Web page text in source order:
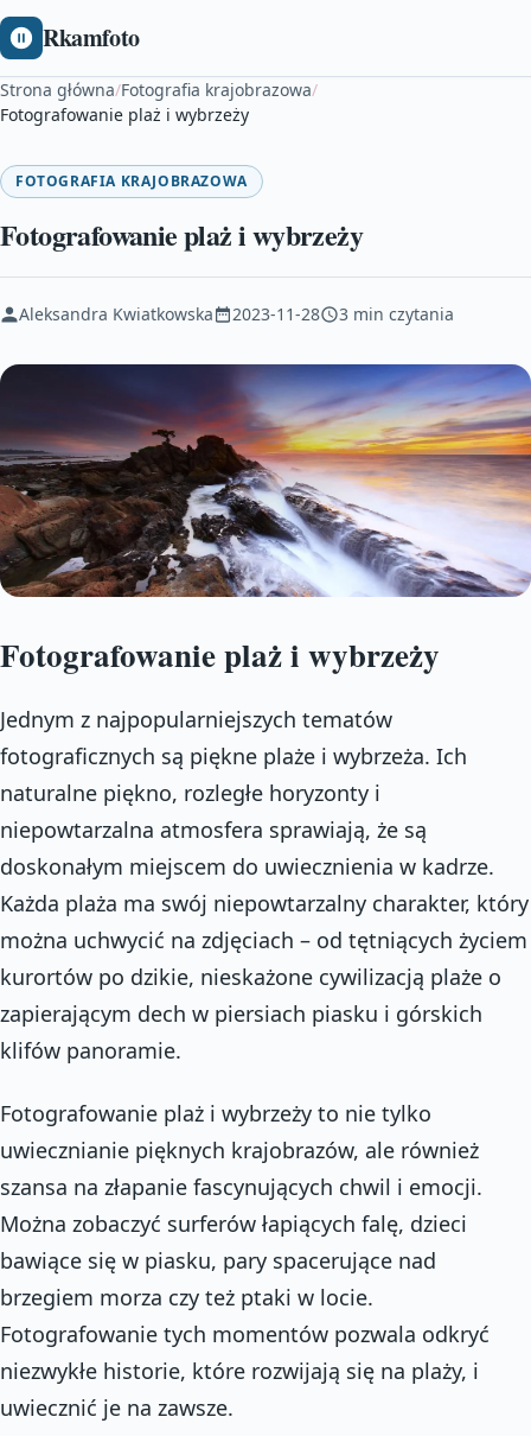
Rkamfoto
Strona główna/Fotografia krajobrazowa/
Fotografowanie plaż i wybrzeży
FOTOGRAFIA KRAJOBRAZOWA
Fotografowanie plaż i wybrzeży
Aleksandra Kwiatkowska 2023-11-28 3 min czytania
Fotografowanie plaż i wybrzeży
Jednym z najpopularniejszych tematów
fotograficznych są piękne plaże i wybrzeża. Ich
naturalne piękno, rozległe horyzonty i
niepowtarzalna atmosfera sprawiają, że są
doskonałym miejscem do uwiecznienia w kadrze.
Każda plaża ma swój niepowtarzalny charakter, który
można uchwycić na zdjęciach – od tętniących życiem
kurortów po dzikie, nieskażone cywilizacją plaże o
zapierającym dech w piersiach piasku i górskich
klifów panoramie.
Fotografowanie plaż i wybrzeży to nie tylko
uwiecznianie pięknych krajobrazów, ale również
szansa na złapanie fascynujących chwil i emocji.
Można zobaczyć surferów łapiących falę, dzieci
bawiące się w piasku, pary spacerujące nad
brzegiem morza czy też ptaki w locie.
Fotografowanie tych momentów pozwala odkryć
niezwykłe historie, które rozwijają się na plaży, i
uwiecznić je na zawsze.